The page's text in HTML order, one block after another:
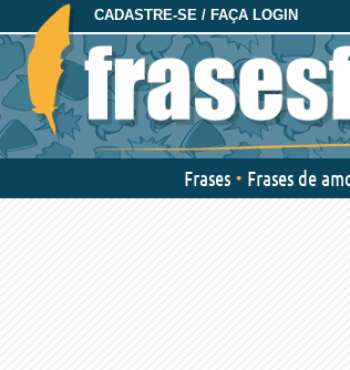
CADASTRE-SE / FAÇA LOGIN
Frases Frases de